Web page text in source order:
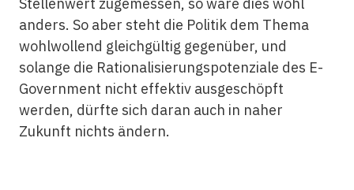
anders. So aber steht die Politik dem Thema
wohlwollend gleichgültig gegenüber, und
solange die Rationalisierungspotenziale des E-
Government nicht effektiv ausgeschöpft
werden, dürfte sich daran auch in naher
Zukunft nichts ändern.